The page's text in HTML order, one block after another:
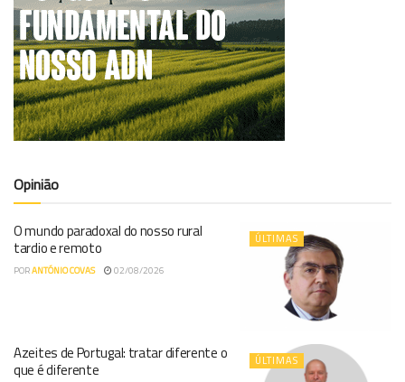
Opinião
ÚLTIMAS
O mundo paradoxal do nosso rural
tardio e remoto
PORANTÓNIO COVAS 02/08/2026
ÚLTIMAS
Azeites de Portugal: tratar diferente o
que é diferente